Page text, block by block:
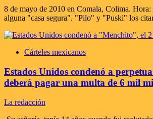
8 de mayo de 2010 en Comala, Colima.
alguna "casa segura". "Pilo" y "Puski" los
Cárteles mexicanos
Estados Unidos condenó a
deberá pagar una multa de 6 mil
La redacción